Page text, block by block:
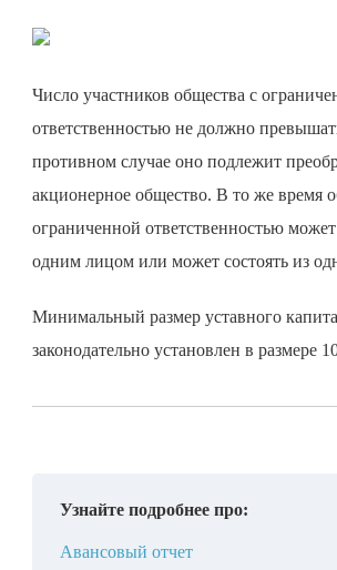
Число участников общества с
ответственностью не должно
противном случае оно подлежит
акционерное общество. В то же время
ограниченной ответственностью
одним лицом или может состоять из
Минимальный размер уставного
законодательно установлен в размере
Узнайте подробнее про:
Авансовый отчет